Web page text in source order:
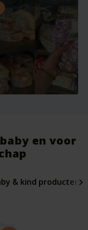
en voor
& kind producten